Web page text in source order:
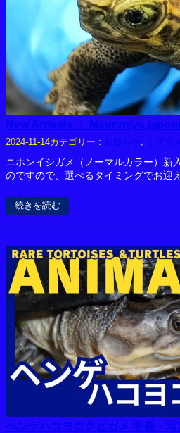
New Arrivals ： Mauremys
2024-11-14カテゴリー : お知らせ ミズガメ
ニホンイシガメ（ノーマルカラー）新
のですので、選べるタイミングでお迎
続きを読む
ヘンゲハコヨコクビガメ 甲長・写